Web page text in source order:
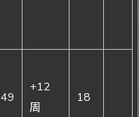
49
+12
周
18